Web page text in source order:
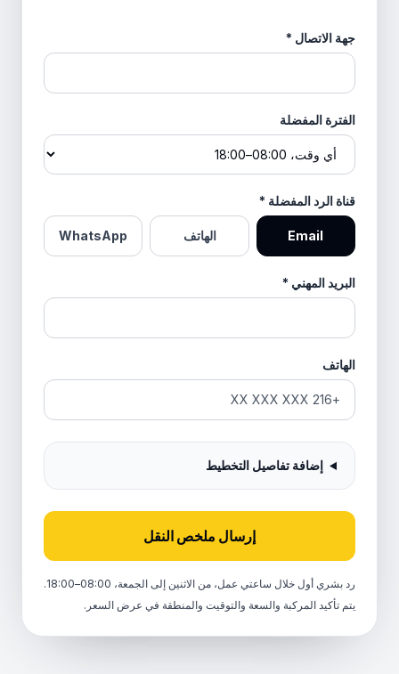
جهة الاتصال *
الفترة المفضلة
قناة الرد المفضلة *
Email الهاتف WhatsApp
البريد المهني *
الهاتف
إضافة تفاصيل التخطيط
إرسال ملخص النقل
رد بشري أول خلال ساعتي عمل، من الاثنين إلى الجمعة، 08:00–18:00.
يتم تأكيد المركبة والسعة والتوقيت والمنطقة في عرض السعر.